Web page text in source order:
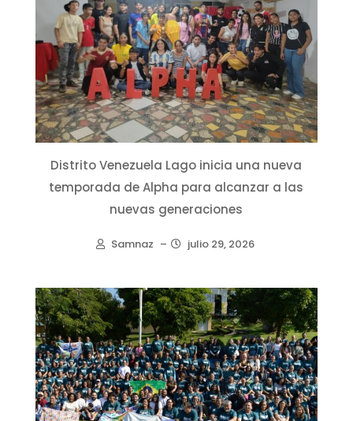
Distrito Venezuela Lago inicia una nueva
temporada de Alpha para alcanzar a las
nuevas generaciones
Samnaz – julio 29, 2026